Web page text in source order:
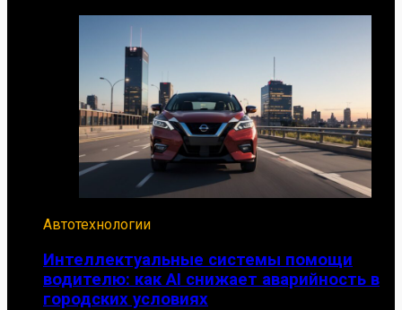
Автотехнологии
Интеллектуальные системы помощи
водителю: как AI снижает аварийность в
городских условиях